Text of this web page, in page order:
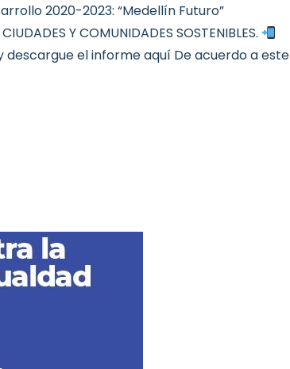
2020-2023: “Medellín Futuro”
Y COMUNIDADES SOSTENIBLES.
descargue el informe aquí De acuerdo a este